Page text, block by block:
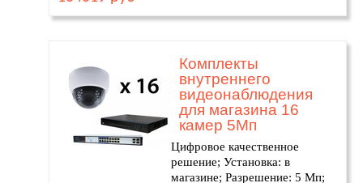
Комплекты
внутреннего
видеонаблюдения
для магазина 16
камер 5Мп
Цифровое качественное
решение; Установка: в
магазине; Разрешение: 5 Мп;